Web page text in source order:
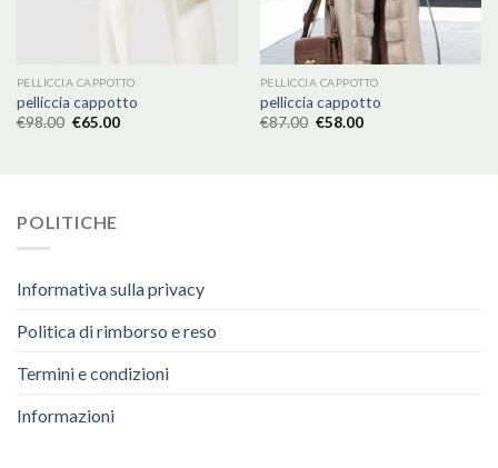
PELLICCIA CAPPOTTO
pelliccia cappotto
€98.00 €65.00
PELLICCIA CAPPOTTO
pelliccia cappotto
€87.00 €58.00
POLITICHE
Informativa sulla privacy
Politica di rimborso e reso
Termini e condizioni
Informazioni